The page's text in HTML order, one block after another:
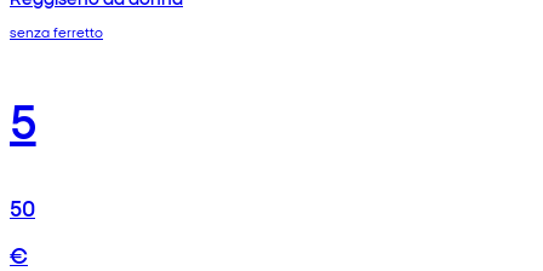
senza ferretto
5
50
€